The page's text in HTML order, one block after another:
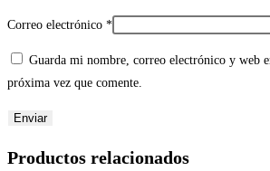
Correo electrónico *
Guarda mi nombre, correo electrónico y web
próxima vez que comente.
Productos relacionados